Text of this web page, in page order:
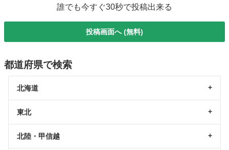
誰でも今すぐ30秒で投稿出来る
投稿画面へ (無料)
都道府県で検索
北海道
東北
北陸・甲信越